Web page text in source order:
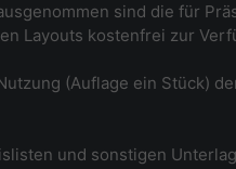
sind die für
Layouts kostenfrei zur
(Auflage ein Stück)
und sonstigen